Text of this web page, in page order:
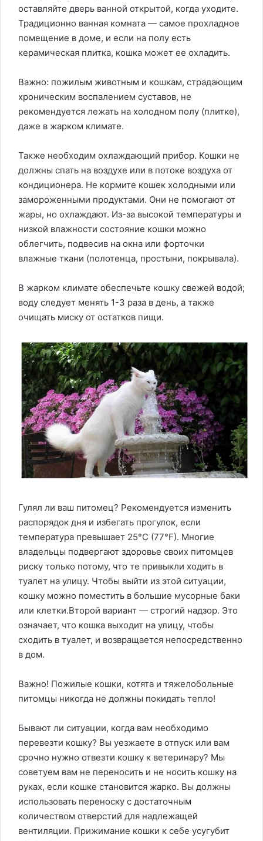
оставляйте дверь ванной открытой, когда уходите.
Традиционно ванная комната — самое прохладное
помещение в доме, и если на полу есть
керамическая плитка, кошка может ее охладить.
Важно: пожилым животным и кошкам, страдающим
хроническим воспалением суставов, не
рекомендуется лежать на холодном полу (плитке),
даже в жарком климате.
Также необходим охлаждающий прибор. Кошки не
должны спать на воздухе или в потоке воздуха от
кондиционера. Не кормите кошек холодными или
замороженными продуктами. Они не помогают от
жары, но охлаждают. Из-за высокой температуры и
низкой влажности состояние кошки можно
облегчить, подвесив на окна или форточки
влажные ткани (полотенца, простыни, покрывала).
В жарком климате обеспечьте кошку свежей водой;
воду следует менять 1-3 раза в день, а также
очищать миску от остатков пищи.
Гулял ли ваш питомец? Рекомендуется изменить
распорядок дня и избегать прогулок, если
температура превышает 25°C (77°F). Многие
владельцы подвергают здоровье своих питомцев
риску только потому, что те привыкли ходить в
туалет на улицу. Чтобы выйти из этой ситуации,
кошку можно поместить в большие мусорные баки
или клетки.Второй вариант — строгий надзор. Это
означает, что кошка выходит на улицу, чтобы
сходить в туалет, и возвращается непосредственно
в дом.
Важно! Пожилые кошки, котята и тяжелобольные
питомцы никогда не должны покидать тепло!
Бывают ли ситуации, когда вам необходимо
перевезти кошку? Вы уезжаете в отпуск или вам
срочно нужно отвезти кошку к ветеринару? Мы
советуем вам не переносить и не носить кошку на
руках, если кошке становится жарко. Вы должны
использовать переноску с достаточным
количеством отверстий для надлежащей
вентиляции. Прижимание кошки к себе усугубит